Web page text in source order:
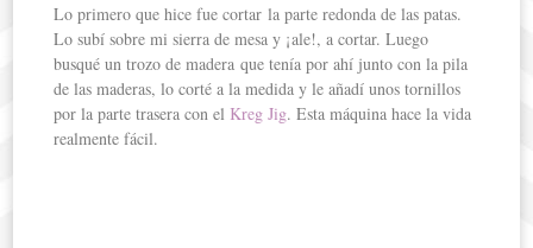
Lo primero que hice fue cortar la parte redonda de las patas.
Lo subí sobre mi sierra de mesa y ¡ale!, a cortar. Luego
busqué un trozo de madera que tenía por ahí junto con la pila
de las maderas, lo corté a la medida y le añadí unos tornillos
por la parte trasera con el Kreg Jig. Esta máquina hace la vida
realmente fácil.